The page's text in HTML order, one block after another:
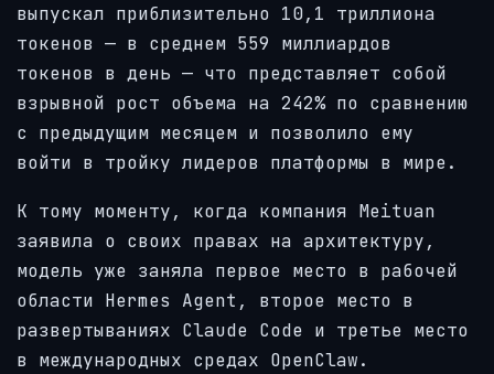
выпускал приблизительно 10,1 триллиона
токенов — в среднем 559 миллиардов
токенов в день — что представляет собой
взрывной рост объема на 242% по сравнению
с предыдущим месяцем и позволило ему
войти в тройку лидеров платформы в мире.
К тому моменту, когда компания Meituan
заявила о своих правах на архитектуру,
модель уже заняла первое место в рабочей
области Hermes Agent, второе место в
развертываниях Claude Code и третье место
в международных средах OpenClaw.